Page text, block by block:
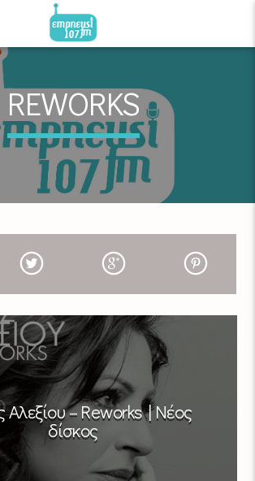
REWORKS
Αλεξίου – Reworks | Νέος
δίσκος